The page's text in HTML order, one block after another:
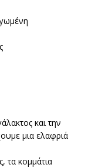
και την
μια ελαφριά
τα κομμάτια